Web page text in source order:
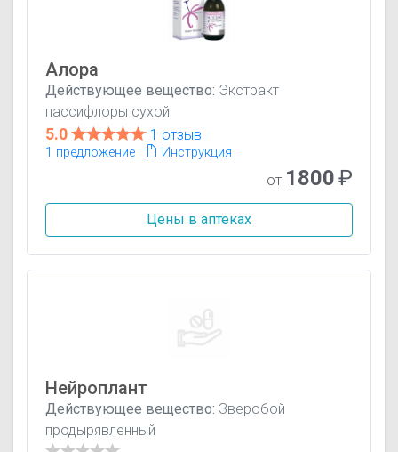
Алора
Действующее вещество: Экстракт
пассифлоры сухой
5.0 1 отзыв
1 предложение Инструкция
от 1800₽
Цены в аптеках
Нейроплант
Действующее вещество: Зверобой
продырявленный